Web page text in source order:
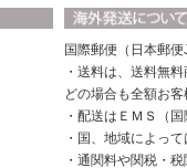
国際郵便（日本郵
・送料は、送料無
どの場合も全額お客
・配送はＥＭＳ（
・国、地域によっ
・通関料や関税・